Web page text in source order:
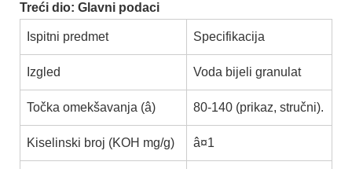
Treći dio: Glavni podaci
Ispitni predmet Specifikacija
Izgled Voda bijeli granulat
Točka omekšavanja (â) 80-140 (prikaz, stručni).
Kiselinski broj (KOH mg/g) â¤1